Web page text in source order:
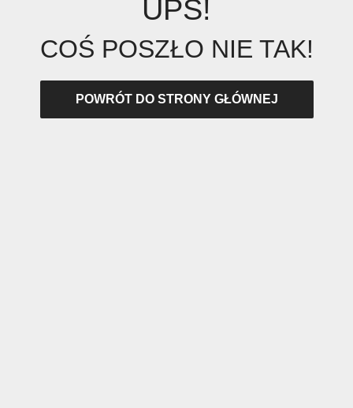
UPS!
COŚ POSZŁO NIE TAK!
POWRÓT DO STRONY GŁÓWNEJ